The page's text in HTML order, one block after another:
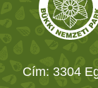
Cím: 3304